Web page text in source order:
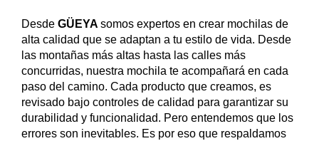
Desde GÜEYA somos expertos en crear mochilas de
alta calidad que se adaptan a tu estilo de vida. Desde
las montañas más altas hasta las calles más
concurridas, nuestra mochila te acompañará en cada
paso del camino. Cada producto que creamos, es
revisado bajo controles de calidad para garantizar su
durabilidad y funcionalidad. Pero entendemos que los
errores son inevitables. Es por eso que respaldamos